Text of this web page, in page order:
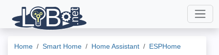
Home Smart Home Home Assistant
ESPHome